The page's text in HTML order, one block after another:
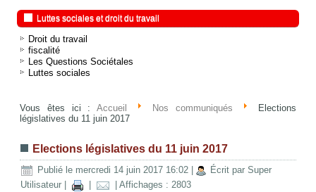
Luttes sociales et droit du travail
Droit du travail
fiscalité
Les Questions Sociétales
Luttes sociales
Vous êtes ici : Accueil Nos communiqués
Elections
législatives du 11 juin 2017
Elections législatives du 11 juin 2017
Publié le mercredi 14 juin 2017 16:02
Écrit par Super
Utilisateur
| Affichages : 2803